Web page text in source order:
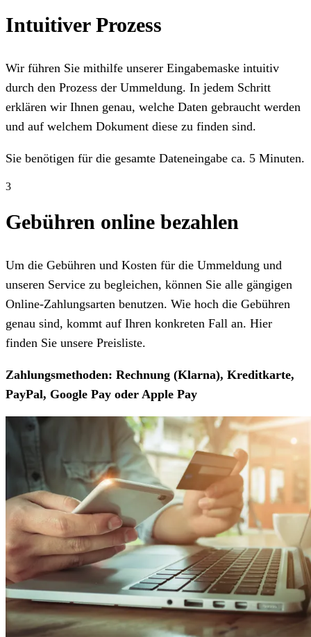
Intuitiver Prozess
Wir führen Sie mithilfe unserer Eingabemaske intuitiv
durch den Prozess der Ummeldung. In jedem Schritt
erklären wir Ihnen genau, welche Daten gebraucht werden
und auf welchem Dokument diese zu finden sind.
Sie benötigen für die gesamte Dateneingabe ca. 5 Minuten.
3
Gebühren online bezahlen
Um die Gebühren und Kosten für die Ummeldung und
unseren Service zu begleichen, können Sie alle gängigen
Online-Zahlungsarten benutzen. Wie hoch die Gebühren
genau sind, kommt auf Ihren konkreten Fall an. Hier
finden Sie unsere Preisliste.
Zahlungsmethoden: Rechnung (Klarna), Kreditkarte,
PayPal, Google Pay oder Apple Pay